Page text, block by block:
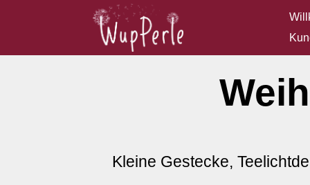
Kleine Gestecke,